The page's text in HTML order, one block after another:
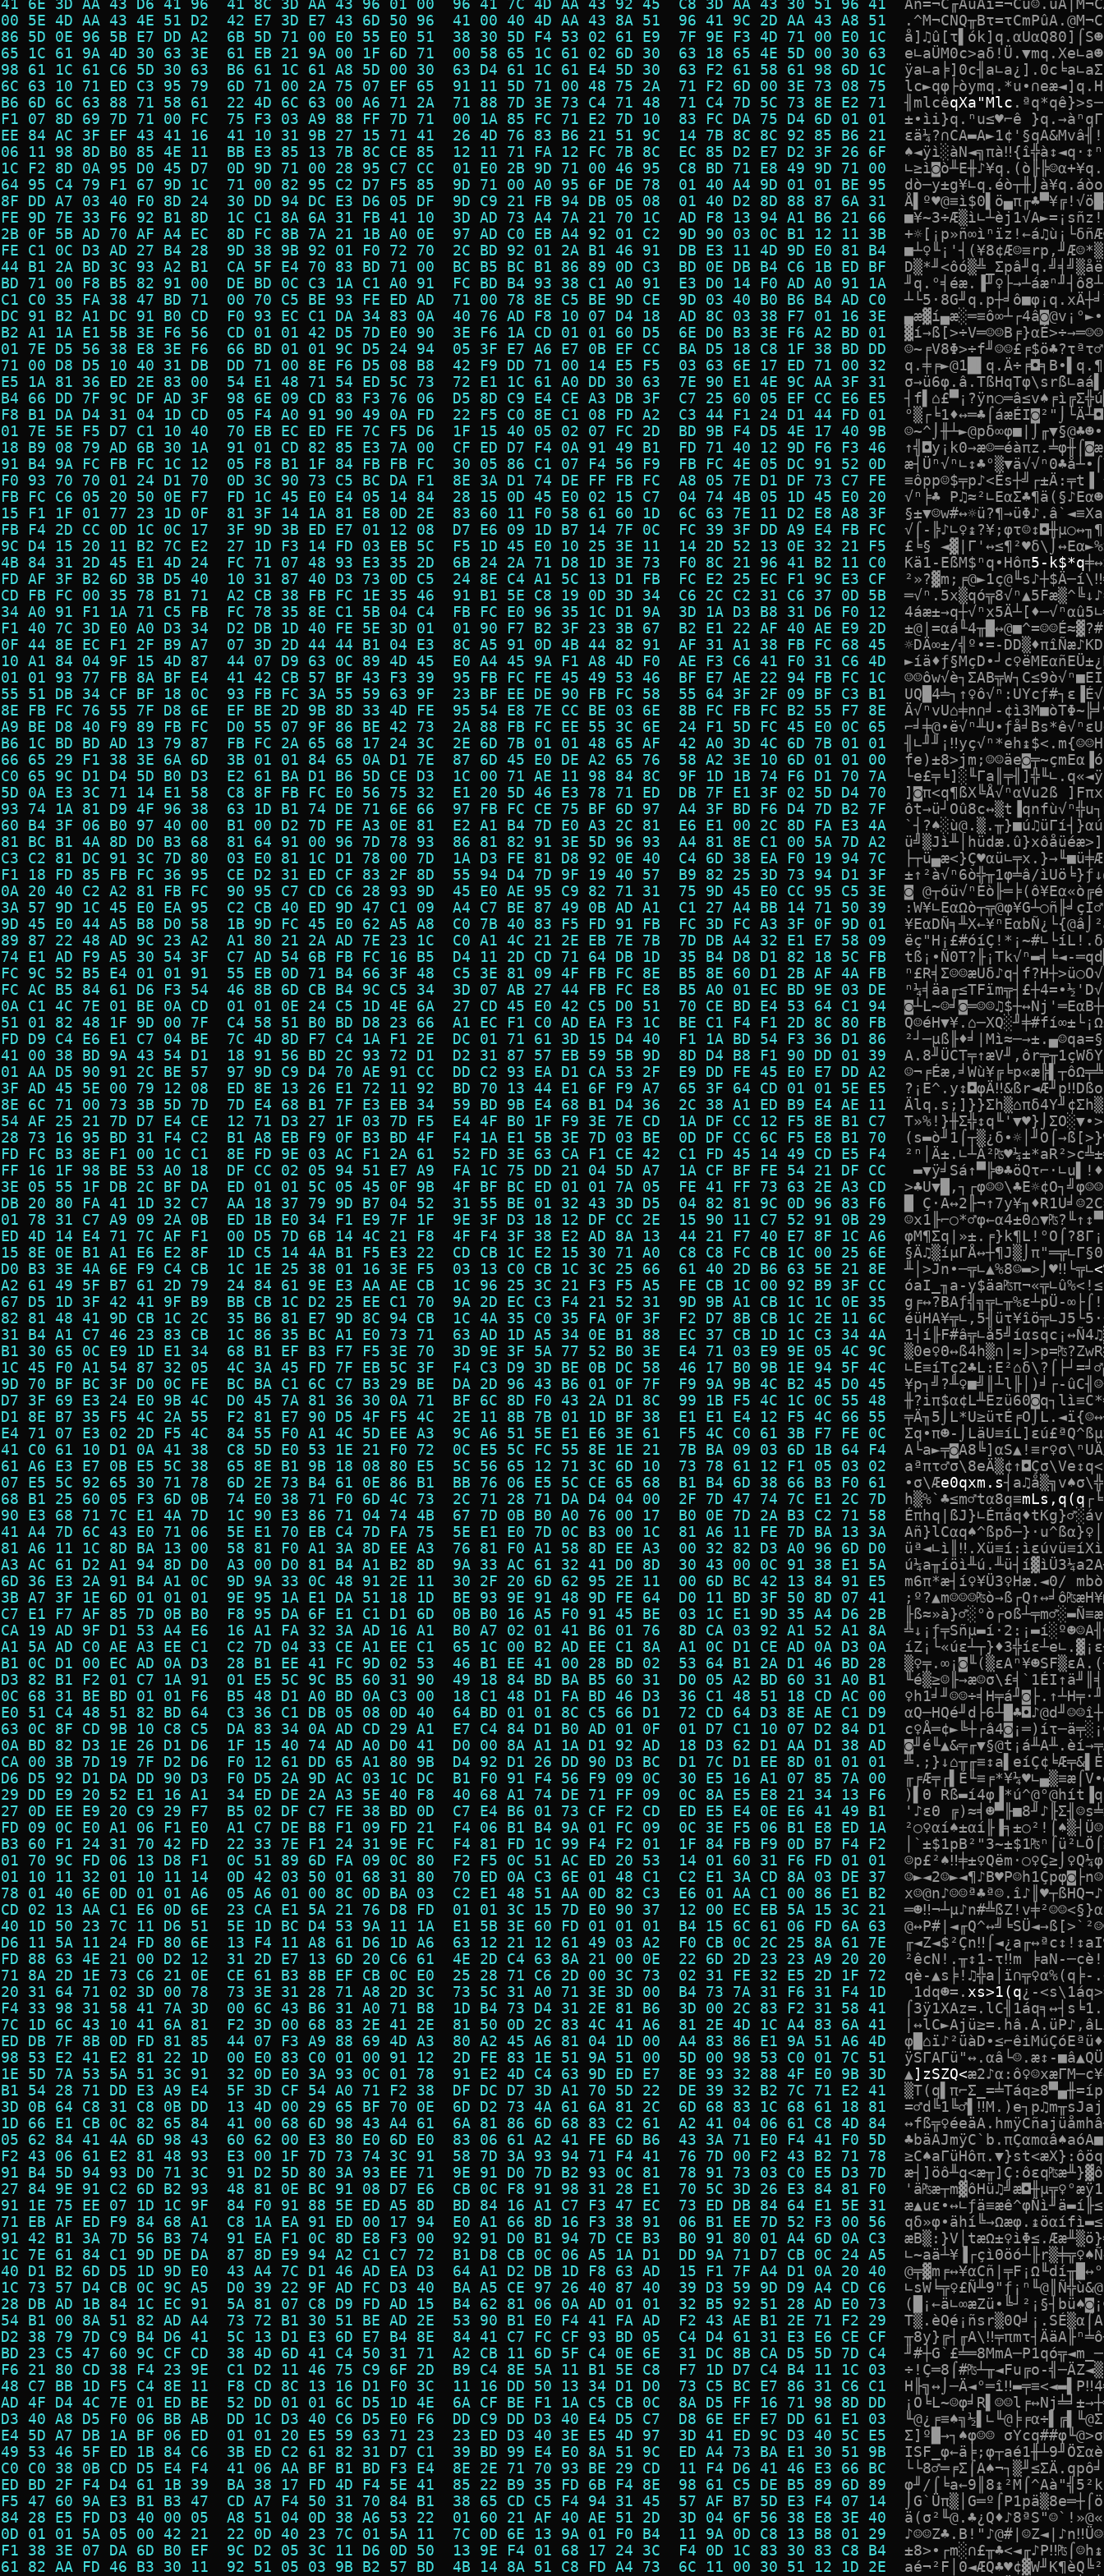
6E 3D AA 43 D6 41 96  41 8C 3D AA 43 96 01 00  96 41 7C 4D AA 43 92 45  C8 3D AA 43 30 51 96 41
An=¬C╓AûAî=¬Cû☺. ûA M¬C
5E 4D AA 43 4E 51 D2  42 E7 3D E7 43 6D 50 96  41 00 40 4D AA 43 8A 51  96 41 9C 2D AA 43 A8 51
. ^M¬CNQ╥Bτ=τCmPûA .@M¬C
5D 0E 96 5B E7 DD A2  6B 5D 71 00 E0 55 E0 51  38 30 5D F4 53 02 61 E9  7F 9E F3 4D 71 00 E0 1C
å] ♫û [τ ók] q .αUαQ80] ⌠ S☻
1C 61 9A 4D 30 63 3E  61 EB 21 9A 00 1F 6D 71  00 58 65 1C 61 02 6D 30  63 18 65 4E 5D 00 30 63
e∟aÜM0c>aδ ! Ü .▼mq . Xe∟a☻
61 1C 61 C6 5D 30 63  B6 61 1C 61 A8 5D 00 30  63 D4 61 1C 61 E4 5D 30  63 F2 61 58 61 98 6D 1C
ÿa∟a ╞] 0c╢ a∟a¿ ] . 0c ╘a∟aΣ
63 10 71 ED C3 95 79  6D 71 00 2A 75 07 EF 65  91 11 5D 71 00 48 75 2A  71 F2 6D 00 3E 73 08 75
lc►qφ ├òymq . *u•∩eæ◄] q . H
6D 6C 63 88 71 58 61  22 4D 6C 63 00 A6 71 2A  71 88 7D 3E 73 C4 71 48  71 C4 7D 5C 73 8E E2 71
╢ mlcêqXa"Mlc . ªq*qê}>s─
07 8D 69 7D 71 00 FC  75 F3 03 A9 88 FF 7D 71  00 1A 85 FC 71 E2 7D 10  83 FC DA 75 D4 6D 01 01
±•ìi}q . ⁿu≤♥⌐ê }q .→àⁿqΓ
84 AC 3F EF 43 41 16  41 10 31 9B 27 15 71 41  26 4D 76 83 B6 21 51 9C  14 7B 8C 8C 92 85 B6 21
εä¼?∩CA▬A►1¢ ' §qA&Mvâ╢ !
11 98 8D B0 85 4E 11  BB E3 85 13 7B 8C CE 85  12 11 71 FA 12 FC 7B 8C  EC 85 D2 E7 D2 3F 26 6F
♠◄ÿì░àN◄╗πà‼{î╬à↕◄q · ↕ ⁿ
F2 8D 0A 95 D0 45 D7  0D 9D 71 00 28 95 C7 CC  01 E0 2B 9D 71 00 46 95  C8 BD 71 E8 49 9D 71 00
∟≥ì◙ò╨E╫♪¥q . (ò ╟ ╠☺α+¥q .
95 C4 79 F1 67 9D 1C  71 00 82 95 C2 D7 F5 85  9D 71 00 A0 95 6F DE 78  01 40 A4 9D 01 01 BE 95
dò─y±g¥∟q . éò┬╫ ⌡ à¥q . áòo
DD A7 03 40 F0 8D 24  30 DD 94 DC E3 D6 05 DF  9D C9 21 FB 94 DB 05 08  01 40 D2 8D 88 87 6A 31
Å º♥@≡ì$0 ö▄π╓♣▀¥╔!√ö
9D 7E 33 F6 92 B1 8D  1C C1 8A 6A 31 FB 41 10  3D AD 73 A4 7A 21 70 1C  AD F8 13 94 A1 B6 21 66
■¥~3÷Æ▒ì∟┴èj 1√A►= ¡ sñz !
0F 5B AD 70 AF A4 EC  8D FC 8B 7A 21 1B A0 0E  97 AD C0 EB A4 92 01 C2  9D 90 03 0C B1 12 11 3B
+☼ [ ¡ p»ñ∞ìⁿïz !←á♫ù ¡ └δñÆ
C1 0C D3 AD 27 B4 28  9D 38 9B 92 01 F0 72 70  2C BD 92 01 2A B1 46 91  DB E3 11 4D 9D E0 81 B4
■┴♀╙¡ '┤ (¥8¢Æ☺≡rp ,╜Æ☺*▒
B1 2A BD 3C 93 A2 B1  CA 5F E4 70 83 BD 71 00  BC B5 BC B1 86 89 0D C3  BD 0E DB B4 C6 1B ED BF
D▒*╜<ôó▒╩ Σpâ╜q .╝╡╝▒åë
71 00 F8 B5 82 91 00  DE BD 0C C3 1A C1 A0 91  FC BD B4 93 38 C1 A0 91  E3 D0 14 F0 AD A0 91 1A
╜q . °╡ éæ. ╜♀ ├→┴áæⁿ╜┤ ô8┴
C0 35 FA 38 47 BD 71  00 70 C5 BE 93 FE ED AD  71 00 78 8E C5 BE 9D CE  9D 03 40 B0 B6 B4 AD C0
┴└5 · 8G╜q . p┼╛ ô■φ ¡ q . xÄ┼╛
91 B2 A1 DC 91 B0 CD  F0 93 EC C1 DA 34 83 0A  40 76 AD F8 10 07 D4 18  AD 8C 03 38 F7 01 16 3E
▄æ▓í▄æ░═≡ô∞┴┌4â◙@v ¡ °►•
A1 1A E1 5B 3E F6 56  CD 01 01 42 D5 7D E0 90  3E F6 1A CD 01 01 60 D5  6E D0 B3 3E F6 A2 BD 01
▓í→ß [>÷V═☺☺B ╒}αÉ>÷→═☺☺
7E D5 56 38 E8 3E F6  66 BD 01 01 9C D5 24 94  05 3F E7 A6 E7 0B EF CC  BA D5 18 C8 1F 38 BD DD
☺~ ╒V8Φ>÷f╜☺☺£ ╒$ö♣?τªτ♂
00 D8 D5 10 40 31 DB  DD 71 00 8E F6 D5 08 B8  42 F9 DD 71 00 14 E5 F5  03 63 6E 17 ED 71 00 32
q .╪╒►@1 q .Ä÷ ╒◘╕ B∙ q . ¶
1A 81 36 ED 2E 83 00  54 E1 48 71 54 ED 5C 73  72 E1 1C 61 A0 DD 30 63  7E 90 E1 4E 9C AA 3F 31
σ→ü6φ . â .TßHqTφ\ s rß∟aá
66 DD 7F 9C DF AD 3F  98 6E 09 CD 83 F3 76 06  D5 8D C9 E4 CE A3 DB 3F  C7 25 60 05 EF CC E6 E5
┤ f ⌂£▀¡ ?ÿn○═â≤v♠ ╒ì╔Σ╬ú
B1 DA D4 31 04 1D CD  05 F4 A0 91 90 49 0A FD  22 F5 C0 8E C1 08 FD A2  C3 44 F1 24 D1 44 FD 01
°▒┌╘1♦↔═♣⌠ áæÉI◙² " ⌡ └Ä┴◘
7E 5E F5 D7 C1 10 40  70 EB EC ED FE 7C F5 D6  1F 15 40 05 02 07 FC 2D  BD 9B F4 D5 4E 17 40 9B
☺~^ ⌡╫┴►@pδ∞φ■ ⌡ ╓▼§@♣☻•
B9 08 79 AD 6B 30 1A  91 01 CD 82 85 E3 7A 00  CF ED D7 F4 0A 91 49 B1  FD 71 40 12 9D F6 F3 46
↑╣ ◘y ¡ k0→æ☺═éàπz .╧φ╫⌠◙æ
B4 9A FC FB FC 1C 12  05 F8 B1 1F 84 FB FB FC  30 05 86 C1 07 F4 56 F9  FB FC 4E 05 DC 91 52 0D
æ┤ Üⁿ√ⁿ∟↕♣°▒▼ä√√ⁿ0♣å┴• ⌠
93 70 70 01 24 D1 70  0D 3C 90 73 C5 BC DA F1  8E 3A D1 74 DE FF FB FC  A8 05 7E D1 DF 73 C7 FE
≡ôpp☺$╤p♪<És┼╝ ┌±Ä :╤t
FC C6 05 20 50 0E F7  FD 1C 45 E0 E4 05 14 84  28 15 0D 45 E0 02 15 C7  04 74 4B 05 1D 45 E0 20
√ⁿ ╞♣ P♫≈²∟EαΣ♣¶ä(§♪Eα☻
F1 1F 01 77 23 1D 0F  81 3F 14 1A 81 E8 0D 2E  83 60 11 F0 58 61 60 1D  6C 63 7E 11 D2 E8 A8 3F
§±▼☺w#↔☼ü?¶→üΦ♪ . â`◄≡Xa
F4 2D CC 0D 1C 0C 17  3F 9D 3B ED E7 01 12 08  D7 E6 09 1D B7 14 7F 0C  FC 39 3F DD A9 E4 FB FC
√ ⌠ - ╠♪∟♀↨ ?¥;φτ☺↕ ◘╫µ○↔╖¶
D4 15 20 11 B2 7C E2  27 1D F3 14 FD 03 EB 5C  F5 1D 45 E0 10 25 3E 11  14 2D 52 13 0E 32 21 F5
£ ╘§ ◄▓ Γ '↔≤¶ ²♥δ\ ⌡↔Eα►%
84 31 2D 45 E1 4D 24  FC 71 07 48 93 E3 35 2D  6B 24 2A 71 D8 1D 3E 73  F0 8C 21 96 41 B2 11 C0
Kä1-EßM$ⁿq•Hôπ5- k$*q╪↔
AF 3F B2 6D 3B D5 40  10 31 87 40 D3 73 0D C5  24 8E C4 A1 5C 13 D1 FB  FC E2 25 EC F1 9C E3 CF
²»?▓m ; ╒@►1ç@╙s♪┼$Ä─í\‼
FB FC 00 35 78 B1 71  A2 CB 38 FB FC 1E 35 46  91 B1 5E C8 19 0D 3D 34  C6 2C C2 31 C6 37 0D 5B
═√ⁿ . 5x▒qó╦8√ⁿ▲5Fæ▒^╚↓♪
A0 91 F1 1A 71 C5 FB  FC 78 35 8E C1 5B 04 C4  FB FC E0 96 35 1C D1 9A  3D 1A D3 B8 31 D6 F0 12
4áæ±→q┼√ⁿx5Ä┴ [♦─√ⁿαû5∟
40 7C 3D E0 A0 D3 34  D2 DB 1D 40 FE 5E 3D 01  01 90 F7 B2 3F 23 3B 67  B2 E1 22 AF 40 AE E9 2D
±@ =αá╙4╥ ↔@■^=☺☺É≈▓?#
44 8E EC F1 2F B9 A7  07 3D 2D 44 44 B1 04 E3  8C A5 91 0D 4B 44 82 91  AF 31 A1 38 FB FC 68 45
☼DÄ∞±/╣ º •=-DD▒♦πîÑæ♪KD
A1 84 04 9F 15 4D 87  44 07 D9 63 0C 89 4D 45  E0 A4 45 9A F1 A8 4D F0  AE F3 C6 41 F0 31 C6 4D
►íä♦ƒ§MçD•┘ c♀ëMEαñEÜ±¿
01 93 77 FB 8A BF E4  41 42 CB 57 BF 43 F3 39  95 FB FC FE 45 49 53 46  BF E7 AE 22 94 FB FC 1C
☺☺ôw√è┐ ΣAB╦W┐ C≤9ò√ⁿ■EI
51 DB 34 CF BF 18 0C  93 FB FC 3A 55 59 63 9F  23 BF EE DE 90 FB FC 58  55 64 3F 2F 09 BF C3 B1
UQ 4╧┐ ↑♀ô√ⁿ : UYcƒ#┐ ε É√
FB FC 76 55 7F D8 6E  EF BE 2D 9B 8D 33 4D FE  95 54 E8 7E CC BE 03 6E  8B FC FB FC B2 55 F7 8E
Ä√ⁿvU⌂╪n∩╛ - ¢ì3M■òTΦ~ ╠╛
BE D8 40 F9 89 FB FC  D0 55 07 9F 86 BE 42 73  2A 88 FB FC EE 55 3C 6E  24 F1 5D FC 45 E0 0C 65
⌐╛╪@∙ë√ⁿ╨U•ƒå╛ Bs*ê√ⁿεU
1C BD BD AD 13 79 87  FB FC 2A 65 68 17 24 3C  2E 6D 7B 01 01 48 65 AF  42 A0 3D 4C 6D 7B 01 01
╢ ∟╜╜ ¡ ‼yç√ⁿ*eh↨$< . m{☺☺H
65 29 F1 38 3E 6A 6D  3B 01 01 84 65 0A D1 7E  87 6D 45 E0 DE A2 65 76  58 A2 3E 10 6D 01 01 00
fe)±8>j m ;☺☺äe◙╤~çmEα ó
65 9C D1 D4 5D B0 D3  E2 61 BA D1 B6 5D CE D3  1C 00 71 AE 11 98 84 8C  9F 1D 1B 74 F6 D1 70 7A
└e£╤╘] ░╙Γa ║╤╢ ]╬╙∟ . q«◄ÿ
0A E3 3C 71 14 E1 58  C8 8F FB FC E0 56 75 32  E1 20 5D 46 E3 78 71 ED  DB 7F E1 3F 02 5D D4 70
] ◙π<q¶ßX╚Å√ⁿαVu2ß ] Fπx
74 1A 81 D9 4F 96 38  63 1D B1 74 DE 71 6E 66  97 FB FC CE 75 BF 6D 97  A4 3F BD F6 D4 7D B2 7F
ôt→ü┘ Oû8c↔▒t qnfù√ⁿ╬u┐
B4 3F 06 B0 97 40 00  B1 00 D2 7D FE A3 0E 81  E2 A1 B4 7D E0 A3 2C 81  E6 E1 00 2C 8D FA E3 4A
`┤ ?♠░ù@.▒.╥}■ú♫üΓí┤ }αú
BC B1 4A 8D D0 B3 68  81 64 91 00 96 7D 78 93  86 81 82 91 3E 5D 96 93  A4 81 8E C1 00 5A 7D A2
ü╝▒Jì╨ hüdæ. û}xôåüéæ>]
C2 81 DC 91 3C 7D 80  03 E0 81 1C D1 78 00 7D  1A D3 FE 81 D8 92 0E 40  C4 6D 38 EA F0 19 94 7C
├┬ü▄æ<}Ç♥αü∟╤x . }→╙■ü╪Æ
18 FD 85 FB FC 36 95  CE D2 31 ED CF 83 2F 8D  55 94 D4 7D 9F 19 40 57  B9 82 25 3D 73 94 D1 3F
±↑ ²à√ⁿ6ò╬╥1φ╧â/ìUö ╘}ƒ↓
20 40 C2 A2 81 FB FC  90 95 C7 CD C6 28 93 9D  45 E0 AE 95 C9 82 71 31  75 9D 45 E0 CC 95 C5 3E
◙ @┬óü√ⁿÉò ╟═ ╞(ô¥Eα«ò╔é
57 9D 1C 45 E0 EA 95  C2 CB 40 ED 9D 47 C1 09  A4 C7 BE 87 49 0B AD A1  C1 27 A4 BB 14 71 50 39
:W¥∟EαΩò┬╦@φ¥G┴○ñ ╟╛ çI♂
45 E0 44 A5 B8 D0 58  1B 9D FC 45 E0 62 A5 A8  C0 7B 40 83 F5 FD 91 FB  FC 3D FC A3 3F 0F 9D 01
¥EαDÑ╕ ╨X←¥ⁿEαbÑ¿ └{@â ⌡ ²
87 22 48 AD 9C 23 A2  A1 80 21 2A AD 7E 23 1C  C0 A1 4C 21 2E EB 7E 7B  7D DB A4 32 E1 E7 58 09
ëç"H ¡ £#óíÇ ! * ¡~#∟ └íL ! . δ
E1 AD F9 A5 30 54 3F  C7 AD 54 6B FB FC 16 B5  D4 11 2D CD 71 64 DB 1D  35 B4 D8 D1 82 18 5C FB
tß ¡ ∙Ñ0T? ╟¡Tk√ⁿ▬╡ ╘◄-═qd
9C 52 B5 E4 01 01 91  55 EB 0D 71 B4 66 3F 48  C5 3E 81 09 4F FB FC 8E  B5 8E 60 D1 2B AF 4A FB
ⁿ£R╡ Σ☺☺æUδ♪q┤ f?H┼>ü○O√
AC B5 84 61 D6 F3 54  46 8B 6D CB B4 9C C5 34  3D 07 AB 27 44 FB FC E8  B5 A0 01 EC BD 9E 03 DE
ⁿ¼╡ äa╓≤TFïm╦┤ £┼4=•½ ' D√
C1 4C 7E 01 BE 0A CD  01 01 0E 24 C5 1D 4E 6A  27 CD 45 E0 42 C5 D0 51  70 CE BD E4 53 64 C1 94
◙┴L~☺╛ ◙═☺☺♫$┼↔Nj '═EαB┼
01 82 48 1F 9D 00 7F  C4 58 51 B0 BD D8 23 66  A1 EC F1 C0 AD EA F3 1C  BE C1 F4 F1 2D 8C 80 FB
Q☺éH▼¥. ⌂─XQ░╜╪#fí∞± └¡Ω
D9 C4 E6 E1 C7 04 BE  7C 4D 8D F7 C4 1A F1 2E  DC 01 71 61 3D 15 D4 40  F1 1A BD 54 F3 36 D1 86
²┘ ─µß ╟♦╛ Mì≈─→± .▄☺qa=§
00 38 BD 9A 43 54 D1  18 91 56 BD 2C 93 72 D1  D2 31 87 57 EB 59 5B 9D  8D D4 B8 F1 90 DD 01 39
A . 8╜ÜCT╤↑æV╜ , ôr╤╥1çWδY
AA D5 90 91 2C BE 57  97 9D C9 D4 70 AE 91 CC  DD C2 93 EA D1 CA 53 2F  E9 DD FE 45 E0 E7 DD A2
☺¬ ╒Éæ,╛ Wù¥╔╘p«æ ╠ ┬ôΩ╤╩
AD 45 5E 00 79 12 08  ED 8E 13 26 E1 72 11 92  BD 70 13 44 E1 6F F9 A7  65 3F 64 CD 01 01 5E E5
? ¡ E^ . y↕ ◘φÄ‼&ßr◄Æ╜p‼Dßo
6C 71 00 73 3B 5D 7D  7D E4 68 B1 7F E3 EB 34  59 BD 9B E4 68 B1 D4 36  2C 38 A1 ED B9 E4 AE 11
Älq . s ; ] }}Σh▒⌂πδ4Y╜ ¢Σh▒
AF 25 21 7D D7 E4 CE  12 71 D3 27 1F 03 7D F5  E4 4F B0 1F F9 3E 7E CD  1A DF CC 12 F5 8E B1 C7
T»%! }╫Σ╬↕q╙'▼♥} ⌡ ΣO░▼∙>
73 16 95 BD 31 F4 C2  B1 A8 EB F9 0F B3 BD 4F  F4 1A E1 5B 3E 7D 03 BE  0D DF CC 6C F5 E8 B1 70
( s▬ò╜ 1 ⌠┬▒¿ δ∙☼ ╜O ⌠→ß [>}
FC B3 8E F1 00 1C C1  8E FD 9E 03 AC F1 2A 61  52 FD 3E 63 CA F1 CE 42  C1 FD 45 14 49 CD E5 F4
² ⁿ Ä± . ∟┴Ä²₧♥¼±*aR²>c╩±
16 1F 98 BE 53 A0 18  DF CC 02 05 94 51 E7 A9  FA 1C 75 DD 21 04 5D A7  1A CF BF FE 54 21 DF CC
▬▼ÿ╛ Sá↑▀ ╠☻♣öQτ⌐ · ∟u ! ♦
05 55 1F DB 2C BF DA  ED 01 01 5C 05 45 0F 9B  4F BF BC ED 01 01 7A 05  FE 41 FF 73 63 2E A3 CD
>♣U▼ ,┐ ┌φ☺☺\♣E☼¢O┐╝φ☺☺
20 80 FA 41 1D 32 C7  AA 18 37 79 9D B7 04 52  31 55 BE 01 32 43 3D D5  04 82 81 9C 0D 96 83 F6
Ç ·A↔2 ╟¬↑7y¥╖♦R1U╛ ☺2C
78 31 C7 A9 09 2A 0B  ED 1B E0 34 F1 E9 7F 1F  9E 3F D3 18 12 DF CC 2E  15 90 11 C7 52 91 0B 29
☺x1 ╟⌐○*♂φ←α4±Θ⌂▼₧? ╙↑ ↕▀
4D 14 E4 71 7C AF F1  00 D5 7D 6B 14 4C 21 F8  4F F4 3F 38 E2 AD 8A 13  44 21 F7 40 E7 8F 1C A6
φM¶Σq »± . ╒} k¶L ! °O ⌠ ?8Γ ¡
8E 0E B1 A1 E6 E2 8F  1D C5 14 4A B1 F5 E3 22  CD CB 1C E2 15 30 71 A0  C8 C8 FC CB 1C 00 25 6E
§Ä♫▒íµΓÅ↔┼¶J▒ ⌡π"═╦∟Γ§0
B3 3E 4A 6E F9 C4 CB  1C 1E 25 38 01 16 3E F5  03 13 C0 CB 1C 3C 25 66  61 40 2D B6 63 5E 21 8E
╨ >Jn∙─╦∟▲%8☺▬> ⌡♥‼ └╦∟<
61 49 5F B7 61 2D 79  24 84 61 9E E3 AA AE CB  1C 96 25 3C 21 F3 F5 A5  FE CB 1C 00 92 B9 3F CC
óaI ╖a-y$äa₧π¬«╦∟û%< !≤
D5 1D 3F 42 41 9F B9  BB CB 1C D2 25 EE C1 70  9A 2D EC C3 F4 21 52 31  9D 9B A1 CB 1C 1C 0E 35
g ╒↔?BAƒ╣╗╦∟╥%ε┴pÜ-∞ ├⌠ !
81 48 41 9D CB 1C 2C  35 B6 81 E7 9D 8C 94 CB  1C 4A 35 C0 35 FA 0F 3F  F2 D7 8B CB 1C 2E 11 6C
éüHA¥╦∟ , 5╢ üτ¥îö╦∟J5 └5 ·
B4 A1 C7 46 23 83 CB  1C 86 35 BC A1 E0 73 71  63 AD 1D A5 34 0E B1 88  EC 37 CB 1D 1C C3 34 4A
1┤ í ╟F#â╦∟å5╝íαsqc ¡↔Ñ4♫
30 65 0C E9 1D E1 34  68 B1 EF B3 F7 F5 3E 70  3D 9E 3F 5A 77 52 B0 3E  E4 71 03 E9 9E 05 4C 9C
▒0e♀Θ↔ß4h▒∩ ≈ ⌡>p=₧?ZwR
45 F0 A1 54 87 32 05  4C 3A 45 FD 7F EB 5C 3F  F4 C3 D9 3D BE 0B DC 58  46 17 B0 9B 1E 94 5F 4C
∟E≡íTç2♣L : E²⌂δ\ ? ⌠ ├┘ =╛ ♂
70 BF BC 3F D0 0C FE  BC BA C1 6C C7 B3 29 BE  DA 2D 96 43 B6 01 0F 7F  F9 9A 9B 4C B2 45 D0 45
¥p┐╝ ?╨♀■╝ ┴l ╟ )╛ ┌-ûC╢ ☺
3F 69 E3 24 E0 9B 4C  D0 45 7A 81 36 30 0A 71  BF 6C 8D F0 43 2A D1 8C  99 1B F5 4C 1C 0C 55 48
╫?iπ$α¢L╨Ezü60◙q┐ lì≡C*
8E B7 35 F5 4C 2A 55  F2 81 E7 90 D5 4F F5 4C  2E 11 8B 7B 01 1D BF 38  E1 E1 E4 12 F5 4C 66 55
╤Ä╖5 ⌡ L*U≥üτÉ ╒O ⌡ L .◄ï{☺↔
71 07 E3 02 2D F5 4C  84 55 F0 A1 4C 5D EE A3  9C A6 51 5E E1 E6 3E 61  F5 4C C0 61 3B F7 FE 0C
Σq•π☻- ⌡ LäU≡íL] εú£ªQ^ßµ
C0 61 10 D1 0A 41 38  C8 5D E0 53 1E 21 F0 72  0C E5 5C FC 55 8E 1E 21  7B BA 09 03 6D 1B 64 F4
A └a►╤◙A8╚] αS▲ !≡r♀σ\ ⁿUÄ
A6 E3 E7 0B E5 5C 38  65 8E B1 9B 18 08 80 E5  5C 56 65 12 71 3C 6D 10  73 78 61 12 F1 05 03 02
aªπτ♂σ\8eÄ▒¢↑ ◘Çσ\Ve↕q<
E5 5C 92 65 30 71 78  6D 2E 73 B4 61 0E 86 B1  BB 76 06 E5 5C CE 65 68  B1 B4 6D 38 66 B3 F0 61
•σ\Æe0qxm . s┤ a♫å▒╗v♠σ\╬
B1 25 60 05 F3 6D 0B  74 E0 38 71 F0 6D 4C 73  2C 71 28 71 DA D4 04 00  2F 7D 47 74 7C E1 2C 7D
h▒%`♣≤m♂tα8q≡mLs , q(q ┌╘
E3 68 71 7C E1 4A 7D  1C 90 E3 86 71 04 74 4B  67 7D 0B B0 A0 76 00 17  B0 0E 7D 2A B3 C2 71 58
Éπhq ßJ}∟Éπåq♦tKg}♂░áv
A4 7D 6C 43 E0 71 06  5E E1 70 EB C4 7D FA 75  5E E1 E0 7D 0C B3 00 1C  81 A6 11 FE 7D BA 13 3A
Añ}lCαq♠^ßpδ─} · u^ßα}♀
A6 11 1C 8D BA 13 00  58 81 F0 A1 3A 8D EE A3  76 81 F0 A1 58 8D EE A3  00 32 82 D3 A0 96 6D D0
üª◄∟ì ‼ . Xü≡í : ìεúvü≡íXì
AC 61 D2 A1 94 8D D0  A3 00 D0 81 B4 A1 B2 8D  9A 33 AC 61 32 41 D0 8D  30 43 00 0C 91 38 E1 5A
ú¼a╥íöì╨ú .╨ü┤ í▓ìÜ3¼a2A
36 E3 2A 91 B4 A1 0C  9D 9A 33 0C 48 91 2E 11  30 2F 20 6D 62 95 2E 11  00 6D BC 42 13 84 91 E5
m6π*æ┤ í♀¥Ü3♀Hæ.◄0/ mbò
A7 3F 1E 6D 01 01 01  9E 95 1A E1 DA 51 18 1D  BE 93 9E 91 48 9D FE 64  D0 11 BD 3F 50 8D 07 41
; º?▲m☺☺☺₧ò→ß ┌Q↑↔╛ ô₧æH¥
E1 F7 AF 85 7D 0B B0  F8 95 DA 6F E1 C1 D1 6D  0B B0 16 A5 F0 91 45 BE  03 1C E1 9D 35 A4 D6 2B
╟ß≈»à}♂░°ò ┌oß┴╤m♂░▬Ñ≡æ
19 AD 9F D1 53 A4 E6  16 A1 FA 32 3A AD 16 A1  B0 A7 02 01 41 B6 01 76  8D CA 03 92 A1 52 A1 8A
╩↓ ¡ ƒ╤Sñµ▬í · 2 : ¡▬í░º☻☺A╢
5A AD C0 AE A3 EE C1  C2 7D 04 33 CE A1 EE C1  65 1C 00 B2 AD EE C1 8A  A1 0C D1 CE AD 0A D3 0A
íZ¡ └«úε┴┬}♦3╬íε┴e∟ .▓ ¡ ε
0C D1 00 EC AD 0A D3  28 B1 EE 41 FC 9D 02 53  46 B1 EE 41 00 28 BD 02  53 64 B1 2A D1 46 BD 28
▒♀╤.∞¡◙╙(▒εAⁿ¥☻SF▒εA . (
82 B1 F2 01 C7 1A 91  01 E5 5C 9C B5 60 31 90  49 18 84 BD BA B5 60 31  D0 05 A2 BD 60 31 A0 B1
╙é▒≥☺ ╟→æ☺σ\£╡ ` 1ÉI↑ä╜ ║╡
68 31 BE BD 01 01 F6  B5 48 D1 A0 BD 0A C3 00  18 C1 48 D1 FA BD 46 D3  36 C1 48 51 18 CD AC 00
♀h1╛ ╜☺☺÷╡ H╤á╜◙ ├. ↑┴H╤·╜
51 C4 48 51 82 BD 64  C3 36 C1 DB 05 08 0D 40  64 BD 01 01 8C C5 66 D1  72 CD 64 D3 8E AE C1 D9
αQ─HQé╜d ├6┴ ♣◘♪@d╜☺☺î┼
0C 8F CD 9B 10 C8 C5  DA 83 34 0A AD CD 29 A1  E7 C4 84 D1 B0 AD 01 0F  01 D7 C1 10 07 D2 84 D1
c♀Å═¢►╚┼┌â4◙¡═) íτ─ä╤░ ¡
BD 82 D3 1E 26 D1 D6  1F 15 40 74 AD A0 D0 41  D0 00 8A A1 1A D1 92 AD  18 D3 62 D1 AA D1 38 AD
◙╜é╙▲&╤╓▼§@t ¡ á╨A╨. èí→╤
00 3B 7D 19 7F D2 D6  F0 12 61 DD 65 A1 80 9B  D4 92 D1 26 DD 90 D3 BC  D1 7C D1 EE 8D 01 01 01
╩. ; }↓⌂╥╓≡↕a eíÇ¢ ╘Æ╤& É
D5 92 D1 DA DD 90 D3  F0 D5 2A 9D AC 03 1C DC  B1 F0 91 F4 56 F9 09 0C  30 E5 16 A1 07 85 7A 00
╓╒Æ╤┌ É╙≡ ╒*¥¼♥∟▄▒≡æ⌠V∙
DD E9 20 52 E1 16 A1  34 ED DE 2A A3 5E 40 F8  40 68 A1 74 DE 71 FF 09  0C 8A E5 E8 21 34 13 F6
) Θ Rß▬í4φ *ú^@°@hít
q
0D EE E9 20 C9 29 F7  B5 02 DF C7 FE 38 BD 0D  C7 E4 B6 01 73 CF F2 CD  ED E5 E4 0E E6 41 49 B1
' ♪εΘ ╔)≈╡ ☻▀ ╟■8╜♪ ╟Σ╢ ☺s╧
09 0C E0 A1 06 F1 E0  A1 C7 DE B8 F1 09 FD 21  F4 06 B1 B4 9A 01 FC 09  0C 3E F5 06 B1 E8 ED 1A
²○♀αí♠±αí ╟ ╕ ±○² ! ⌠ ♠▒┤ Ü☺
60 F1 24 31 70 42 FD  22 33 7E F1 24 31 9E FC  F4 81 FD 1C 99 F4 F2 01  1F 84 FB F9 0D B7 F4 F2
`±$1pB² "3~±$1₧ⁿ ⌠ ü²∟Ö ⌠
70 9C FD 06 13 D8 F1  0C 51 89 6D FA 09 0C 80  F2 F5 0C 51 AC ED 20 53  14 01 60 31 F6 FD 01 01
☺p£²♠‼╪±♀Qëm ·○♀Ç≥ ⌡ ♀Q¼φ
10 11 32 01 10 11 14  0D 42 03 50 01 68 31 80  70 ED 0A C3 6E 01 48 C1  C2 E1 3A CD 8A 03 DE 37
☺►◄2☺►◄¶♪B♥P☺h1Çpφ◙ ├n☺
01 40 6E 0D 01 01 A6  05 A6 01 00 8C 0D BA 03  C2 E1 48 51 AA 0D 82 C3  E6 01 AA C1 00 86 E1 B2
x☺@n♪☺☺ª♣ª☺. î♪ ♥┬ßHQ¬♪
02 13 AA C1 E6 0D 6E  23 CA E1 5A 21 76 D8 FD  01 01 3C 15 7D E0 90 37  12 00 EC EB 5A 15 3C 21
═☻‼¬┴µ♪n#╩ßZ! v╪²☺☺<§}α
1D 50 23 7C 11 D6 51  5E 1D BC D4 53 9A 11 1A  E1 5B 3E 60 FD 01 01 01  B4 15 6C 61 06 FD 6A 63
@↔P# ◄╓Q^↔╝ ╘SÜ◄→ß [>` ²☺
11 5A 11 24 FD 80 6E  13 F4 11 A8 61 D6 1D A6  63 12 21 12 61 49 03 A2  F0 CB 0C 2C 25 8A 61 7E
╓◄Z◄$²Çn‼ ⌠◄¿ a╓↔ªc↕ ! ↕aI
88 63 4E 21 00 D2 12  31 2D E7 13 6D 20 C6 61  4E 2D C4 63 8A 21 00 0E  22 6D 2D 23 23 A9 20 20
²êcN ! .╥↕ 1-τ‼m ╞aN-─cè !
8A 2D 1E 73 C6 21 0E  CE 61 B3 8B EF CB 0C E0  25 28 71 C6 2D 00 3C 73  02 31 FE 32 E5 2D 1F 72
qè-▲s ╞! ♫╬a ï∩╦♀α%(q ╞- .
31 64 71 02 3D 00 78  73 3E 31 28 71 A8 2D 3C  73 5C 31 A0 71 3E 3D 00  B4 73 7A 31 F6 31 F4 1D
1dq☻= . xs>1(q¿ -<s\ 1áq>
33 98 31 58 41 7A 3D  00 6C 43 B6 31 A0 71 B8  1D B4 73 D4 31 2E 81 B6  3D 00 2C 83 F2 31 58 41
⌠ 3ÿ1XAz= . lC╢ 1áq╕ ↔┤ s ╘1 .
1D 6C 43 10 41 6A 81  F2 3D 00 68 83 2E 41 2E  81 50 0D 2C 83 4C 41 A6  81 2E 4D 1C A4 83 6A 41
↔lC►Aj ü≥= . hâ .A . üP♪ , âL
DB 7F 8B 0D FD 81 85  44 07 F3 A9 88 69 4D A3  80 A2 45 A6 81 04 1D 00  A4 83 86 E1 9A 51 A6 4D
φ ⌂ï♪²üàD•≤⌐êiMúÇóEªü♦
53 E2 41 E2 81 22 1D  00 E0 83 C0 01 00 91 12  2D FE 83 1E 51 9A 51 00  5D 00 98 53 C0 01 7C 51
ÿSΓAΓü"↔ .αâ └☺.æ↕ -■â▲QÜ
5D 7A 53 5A 51 3C 91  32 0D E0 3A 93 0C 01 78  91 E2 4D C4 63 9D ED E7  8E 93 32 88 4F E0 9B 3D
▲] zSZQ<æ2♪α : ô♀☺xæΓM─c¥
54 28 71 DD E3 A9 E4  5F 3D CF 54 A0 71 F2 38  DF DC D7 3D A1 70 5D 22  DE 39 32 B2 7C 71 E2 41
▒T(q π⌐Σ =╧Táq≥8▀▄╫=íp
0B 64 C8 31 C8 0B DD  13 4D 00 29 65 BF 70 0E  6D D2 73 4A 61 6A 81 2C  6D 68 83 1C 68 61 18 81
=♂d ╚1╚♂ ‼M . ) e┐ p♫m╥sJaj
66 E1 CB 0C 82 65 84  41 00 68 6D 98 43 A4 61  6A 81 86 6D 68 83 C2 61  A2 41 04 06 61 C8 4D 84
↔fß╦♀éeäA . hmÿCñaj üåmhâ
62 84 41 4A 6D 98 43  60 62 00 E3 80 E0 6D E0  83 06 61 A2 41 FE 6D B6  43 3A 71 E0 F4 41 F0 5D
♣bäAJmÿC` b .πÇαmαâ♠aóA■
43 06 61 E2 81 48 93  E3 00 1F 7D 73 74 3C 91  58 7D 3A 93 94 71 F4 41  76 7D 00 F2 43 B2 71 78
≥C♠aΓüHôπ .▼}st<æX} : ôöq
B4 5D 94 93 D0 71 3C  91 D2 5D 80 3A 93 EE 71  9E 91 D0 7D B2 93 0C 81  78 91 73 03 C0 E5 D3 7D
æ┤ ] öô╨q<æ╥] Ç : ôεq₧æ╨}▓ô
84 9E 91 C2 6D B2 93  48 81 0E BC 91 08 D7 E6  CB 0C F8 91 98 31 28 E1  70 5C 3D 26 E3 84 81 F0
' ä₧æ┬m▓ôHü♫╝æ◘╫µ╦♀°æÿ1
1E 75 EE 07 1D 1C 9F  84 F0 91 88 5E ED A5 8D  BD 84 16 A1 C7 F3 47 EC  73 ED DB 84 64 E1 5E 31
æ▲uε•↔∟ƒä≡æê^φÑì╜ä▬í ╟≤
EB AF ED F9 84 68 A1  C8 1A EA 91 ED 00 17 94  E0 A1 66 8D 16 F3 38 91  06 B1 EE 7D 52 F3 00 56
qδ»φ∙ähí╚→Ωæφ . ↨öαífì▬≤
42 B1 3A 7D 56 B3 74  91 EA F1 0C 8D E8 F3 00  92 91 D0 B1 94 7D CE B3  B0 91 80 01 A4 6D 0A C3
æB▒: }V tæΩ±♀ìΦ≤ .Ææ╨▒ö}
7E 61 84 C1 9D DE DA  87 8D E9 94 A2 C1 C7 72  B1 D8 CB 0C 06 A5 1A D1  DD 9A 71 D7 CB 0C 24 A5
∟~aä┴¥ ┌çìΘöó┴ ╟r▒╪╦♀♠Ñ
D1 B2 6D D5 1D 9D E0  43 A4 7C D1 46 AD EA D3  64 A1 D2 DB 1D F8 63 AD  15 F1 7F A4 D1 0A 20 40
@╤▓m ╒↔¥αCñ |╤F ¡Ω╙dí╥ ↔°
73 57 D4 CB 0C 9C A5  D0 39 22 9F AD FC D3 40  BA A5 CE 97 26 40 87 40  39 D3 59 9D D9 A4 CD C6
∟sW╘╦♀£Ñ╨9"ƒ ¡ ⁿ ╙@ Ñ╬ù&@
DB AD 1B 84 1C EC 91  5A 81 07 C8 D9 FD AD 15  B4 62 81 06 0A AD 01 01  32 B5 92 51 28 AD E0 73
( ¡←ä∟∞æZü• ╚┘ ² ¡ §┤ bü♠◙¡
B1 00 8A 51 82 AD A4  73 72 B1 30 51 BE AD 2E  53 90 B1 E0 F4 41 FA AD  F2 43 AE B1 2E 71 F2 29
T▒. èQé ¡ ñs r▒0Q╛ ¡ . SÉ▒α ⌠A
38 79 7D C9 B4 D6 41  5C 13 D1 E3 6D E7 B4 8E  84 41 C7 FC CF 93 BD 05  C4 D4 61 31 E3 E6 CE CF
╥8y} ╔┤ ╓A\‼╤πmτ┤ ÄäA ╟ⁿ╧ô
23 C5 47 60 9C CF CD  38 4D 6D 41 C4 50 31 71  A2 CB 11 6D 5F C4 0E 6E  31 DC 8B CA D5 5D 7D C4
╜#┼G` £╧═8MmA─P1qó╦◄m ─
21 80 CD 38 F4 23 9E  C1 D2 11 46 75 C9 6F 2D  B9 C4 8E 5A 11 B1 5E C8  F7 1D D7 C4 B4 11 1C 03
÷ ! Ç═8 ⌠#₧┴╥◄Fu╔o-╣ ─ÄZ◄▒
C7 BB 1D F5 C4 8E 11  F8 CD 8C 13 16 D1 F0 3C  11 16 DD 50 13 34 D1 D0  73 C5 BC E7 86 31 C6 C1
H ╟╗↔ ⌡─Ä◄°═î‼▬╤≡<◄▬ P‼4
4F D4 4C 7E 01 ED BE  52 DD 01 01 6C D5 1D 4E  6A CF BE F1 1A C5 CB 0C  8A D5 FF 16 71 98 8D DD
¡ O ╘L~☺φ╛ R ☺☺l ╒↔Nj╧╛ ±→┼
40 A8 D5 F0 06 BB AB  DD 1C D3 40 C6 D5 E0 F6  DD C9 DD D3 40 E4 D5 C7  D8 6E EF E7 DD 61 E1 03
╙@¿ ╒≡♠╗½ ∟╙@ ╞╒α÷ ╔ ╙@Σ
5D A7 DB 1A BF 06 ED  01 01 20 E5 59 63 71 23  23 ED D3 40 3E E5 4D 97  3D 41 ED 9C D3 40 5C E5
Σ] º →┐ ♠φ☺☺ σYcq##φ╙@>σ
53 46 5F ED 1B 84 C6  3B ED C2 61 82 31 D7 C1  39 BD 99 E4 E0 8A 51 9C  ED A4 73 BA E1 30 51 9B
ISF φ←ä ╞;φ┬aé1╫┴9╜ÖΣαè
C0 38 0B CD D5 E4 F4  41 06 AA BF B1 BD F3 E4  8E 2E 71 70 93 BE 29 CD  11 F4 D6 41 46 E3 66 BC
└└8♂═╒Σ ⌠A♠¬┐ ▒╜≤ΣÄ . qpô╛
BD 2F F4 D4 61 1B 39  BA 38 17 FD 4D F4 5E 41  85 22 B9 35 FD 6B F4 8E  98 61 C5 DE B5 89 6D 89
φ╜ / ⌠ ╘a←9 8↨ ²M ⌠ ^Aà"╣ 5² k
47 60 9A E3 B1 B3 47  CD A7 F4 50 31 70 84 B1  38 65 CD C5 F4 94 31 45  57 AF B7 5D E3 F4 07 14
⌡ G` Üπ▒ G═º ⌠ P1pä▒8e═┼⌠ ö
28 E5 FD D3 40 00 05  A8 51 04 0D 38 A6 53 22  01 60 21 AF 40 AE 51 2D  3D 04 6F 56 38 E8 3E 40
ä(σ² ╙@.♣¿ Q♦♪8ªS"☺` ! »@«
01 01 5A 05 00 42 21  22 0D 40 23 7C 01 5A 11  7C 0D 6E 13 9A 01 F0 B4  11 9A 0D C8 13 B8 01 29
♪☺☺Z♣. B ! "♪@# ☺Z◄ ♪n‼Ü☺
38 3E 07 DA 6D B0 EF  9C D2 05 3C 11 D6 0D 50  13 9E F4 01 68 17 24 3C  F4 0D 1C 83 30 83 C8 B4
±8>• ┌m░∩£╥♣<◄╓♪P‼₧⌠☺h↨
82 AA FD 46 B3 30 11  92 51 05 03 9B B2 57 BD  4B 14 8A 51 C8 FD A4 73  6C 11 00 30 51 12 1D 2E
aé¬² F 0◄ÆQ♣♥¢▓W╜K¶èQ╚²